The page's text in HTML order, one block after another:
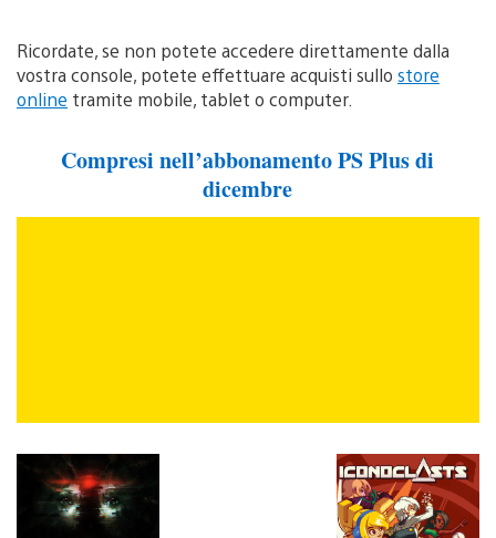
Ricordate, se non potete accedere direttamente dalla
vostra console, potete effettuare acquisti sullo store
online tramite mobile, tablet o computer.
Compresi nell’abbonamento PS Plus di
dicembre